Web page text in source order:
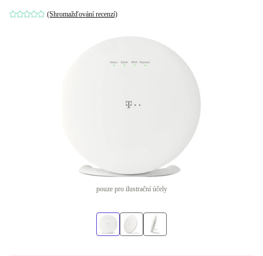
(Shromažďování recenzí)
pouze pro ilustrační účely